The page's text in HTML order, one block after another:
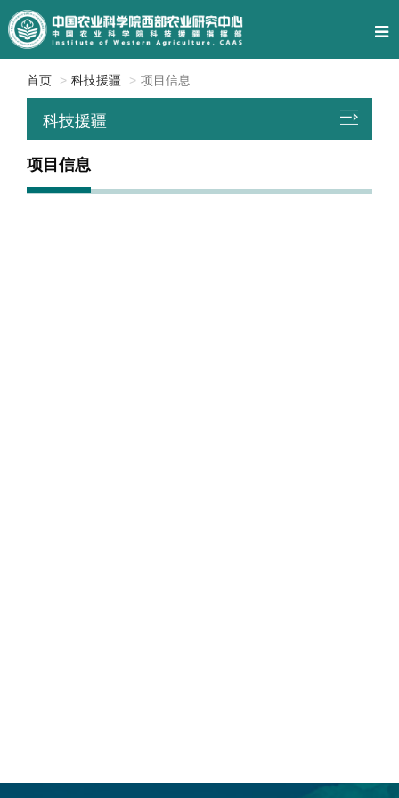
首页 科技援疆 项目信息
科技援疆
项目信息